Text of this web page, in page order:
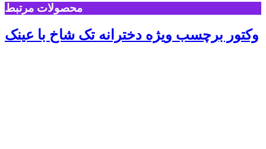
محصولات مرتبط
وکتور برچسب ویژه دخترانه تک شاخ با عینک